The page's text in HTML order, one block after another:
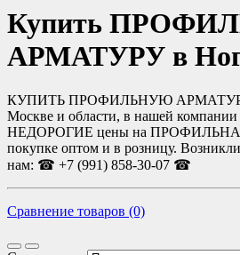
Купить
АРМАТУРУ в
КУПИТЬ ПРОФИЛЬНУЮ АРМАТУРУ
Москве и области, в нашей
НЕДОРОГИЕ цены на
покупке оптом и в розницу.
нам: ☎ +7 (991) 858-30-07 ☎
Сравнение товаров (0)